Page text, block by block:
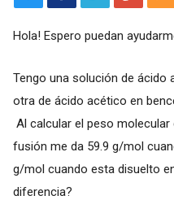
Hola! Espero puedan
Tengo una solución de ácido
otra de ácido acético en
Al calcular el peso
fusión me da 59.9 g/mol
g/mol cuando esta disuelto
diferencia?